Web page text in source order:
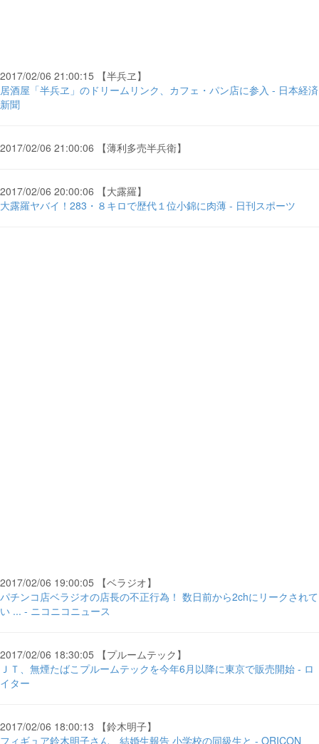
2017/02/06 21:00:15 【半兵ヱ】
居酒屋「半兵ヱ」のドリームリンク、カフェ・パン店に参入 - 日本経済
新聞
2017/02/06 21:00:06 【薄利多売半兵衛】
2017/02/06 20:00:06 【大露羅】
大露羅ヤバイ！283・８キロで歴代１位小錦に肉薄 - 日刊スポーツ
2017/02/06 19:00:05 【ベラジオ】
パチンコ店ベラジオの店長の不正行為！ 数日前から2chにリークされて
い ... - ニコニコニュース
2017/02/06 18:30:05 【プルームテック】
ＪＴ、無煙たばこプルームテックを今年6月以降に東京で販売開始 - ロ
イター
2017/02/06 18:00:13 【鈴木明子】
フィギュア鈴木明子さん、結婚生報告 小学校の同級生と - ORICON